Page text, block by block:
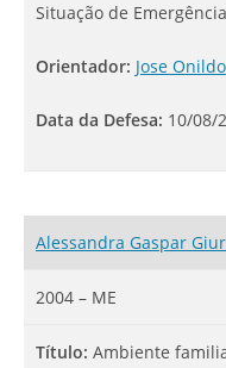
Situação de
Orientador: Jose
Data da Defesa: 10/08/
Alessandra Gaspar
2004 – ME
Título: Ambiente